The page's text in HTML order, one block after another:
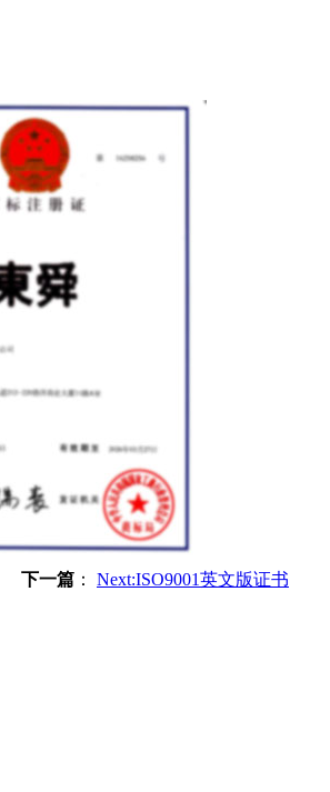
下一篇 ： Next:ISO9001英文版证书